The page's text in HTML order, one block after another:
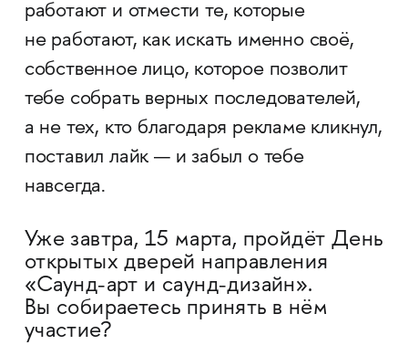
работают и отмести те, которые
не работают, как искать именно своё,
собственное лицо, которое позволит
тебе собрать верных последователей,
а не тех, кто благодаря рекламе кликнул,
поставил лайк — и забыл о тебе
навсегда.
Уже завтра, 15 марта, пройдёт День
открытых дверей направления
«Саунд-арт и саунд-дизайн».
Вы собираетесь принять в нём
участие?